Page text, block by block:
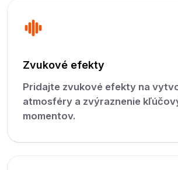
Zvukové efekty
Pridajte zvukové efekty na
atmosféry a zvýraznenie
momentov.